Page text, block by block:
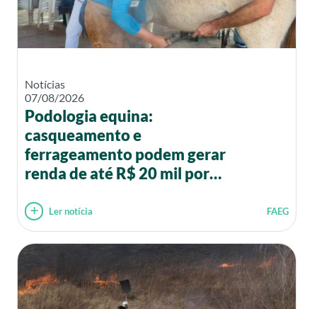
Notícias
07/08/2026
Podologia equina:
casqueamento e
ferrageamento podem gerar
renda de até R$ 20 mil por
Ler notícia FAEG